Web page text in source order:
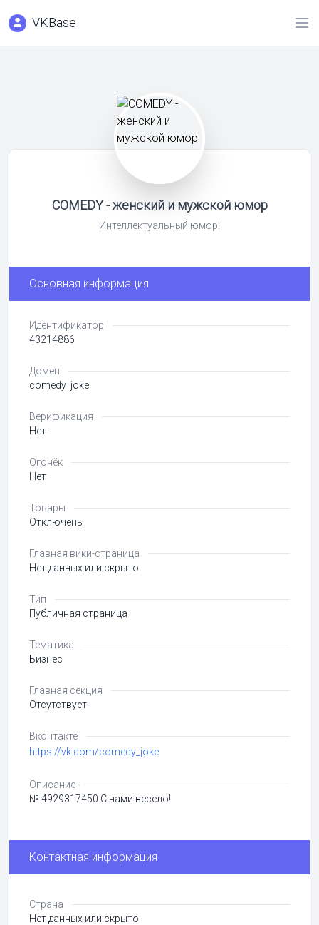
VKBase
COMEDY - женский и мужской юмор
Интеллектуальный юмор!
Основная информация
Идентификатор
43214886
Домен
comedy_joke
Верификация
Нет
Огонёк
Нет
Товары
Отключены
Главная вики-страница
Нет данных или скрыто
Тип
Публичная страница
Тематика
Бизнес
Главная секция
Отсутствует
Вконтакте
https://vk.com/comedy_joke
Описание
№ 4929317450 С нами весело!
Контактная информация
Страна
Нет данных или скрыто